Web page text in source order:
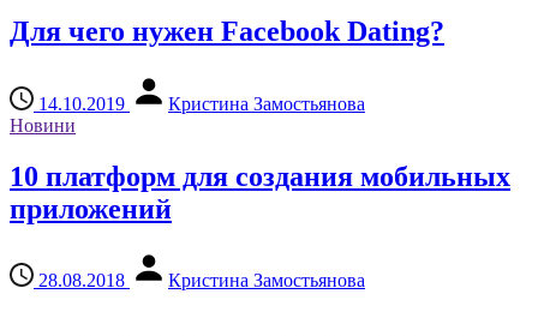
Для чего нужен Facebook Dating?
14.10.2019
Кристина Замостьянова
Новини
10 платформ для создания мобильных
приложений
28.08.2018 Кристина Замостьянова